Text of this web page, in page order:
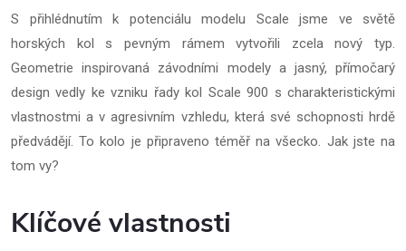
S přihlédnutím k potenciálu modelu Scale jsme ve světě
horských kol s pevným rámem vytvořili zcela nový typ.
Geometrie inspirovaná závodními modely a jasný, přímočarý
design vedly ke vzniku řady kol Scale 900 s charakteristickými
vlastnostmi a v agresivním vzhledu, která své schopnosti hrdě
předvádějí. To kolo je připraveno téměř na všecko. Jak jste na
tom vy?
Klíčové vlastnosti